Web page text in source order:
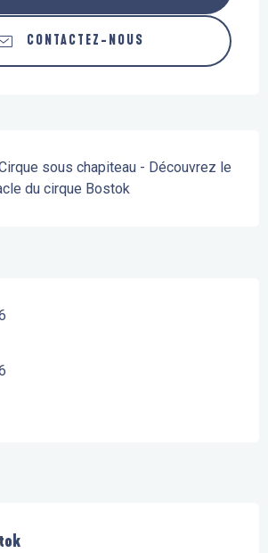
CONTACTEZ-NOUS
sous chapiteau - Découvrez le
du cirque Bostok